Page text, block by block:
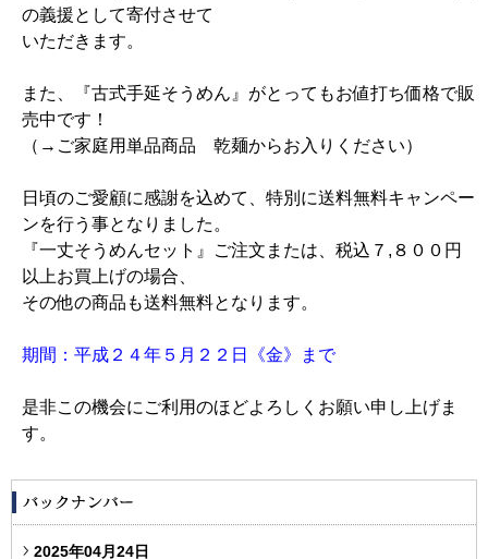
の義援として寄付させて
いただきます。
また、『古式手延そうめん』がとってもお値打ち価格で販
売中です！
（→ご家庭用単品商品 乾麺からお入りください）
日頃のご愛顧に感謝を込めて、特別に送料無料キャンペー
ンを行う事となりました。
『一丈そうめんセット』ご注文または、税込７,８００円
以上お買上げの場合、
その他の商品も送料無料となります。
期間：平成２４年５月２２日《金》まで
是非この機会にご利用のほどよろしくお願い申し上げま
す。
2025年04月24日